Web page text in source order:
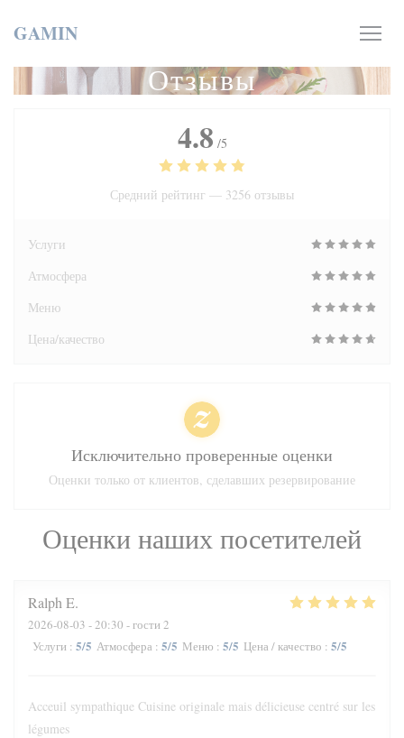
GAMIN
Отзывы
Оценки наших посетителей
Ralph E
2026-08-03 - 20:30 - гости 2
Услуги : 5/5 Атмосфера : 5/5 Меню : 5/5 Цена / качество : 5/5
Acceuil sympathique Cuisine originale mais délicieuse centré sur les
légumes
4.8 /5
Средний рейтинг — 3256 отзывы
Услуги
Атмосфера
Меню
Цена/качество
Исключительно проверенные оценки
Оценки только от клиентов, сделавших резервирование